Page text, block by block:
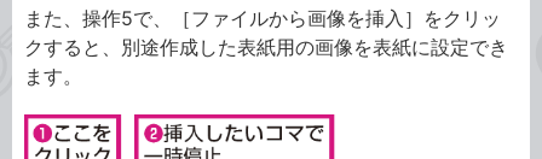
また、操作5で、［ファイルから画像を挿入］をクリッ
クすると、別途作成した表紙用の画像を表紙に設定でき
ます。